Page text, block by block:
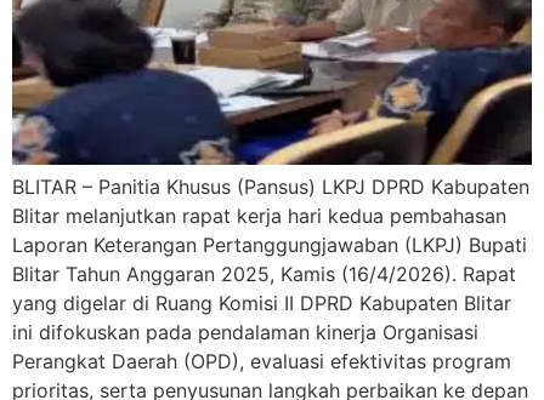
BLITAR – Panitia Khusus (Pansus) LKPJ DPRD Kabupaten
Blitar melanjutkan rapat kerja hari kedua pembahasan
Laporan Keterangan Pertanggungjawaban (LKPJ) Bupati
Blitar Tahun Anggaran 2025, Kamis (16/4/2026). Rapat
yang digelar di Ruang Komisi II DPRD Kabupaten Blitar
ini difokuskan pada pendalaman kinerja Organisasi
Perangkat Daerah (OPD), evaluasi efektivitas program
prioritas, serta penyusunan langkah perbaikan ke depan